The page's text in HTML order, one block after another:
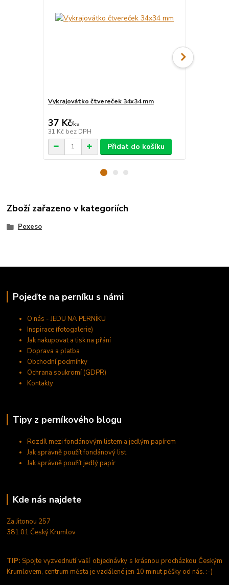
Vykrajovátko čtvereček 34x34 mm
37 Kč/ks
31 Kč bez DPH
Přidat do košíku
Zboží zařazeno v kategoriích
Pexeso
Pojeďte na perníku s námi
O nás - JEDU NA PERNÍKU
Inspirace (fotogalerie)
Jak nakupovat a tisk na přání
Doprava a platba
Obchodní podmínky
Ochrana soukromí (GDPR)
Kontakty
Tipy z perníkového blogu
Rozdíl mezi fondánovým listem a jedlým papírem
Jak správně použít fondánový list
Jak správně použít jedlý papír
Kde nás najdete
Za Jitonou 257
381 01 Český Krumlov
TIP: Spojte vyzvednutí vaší objednávky s krásnou procházkou Českým
Krumlovem, centrum města je vzdálené jen 10 minut pěšky od nás. :-)